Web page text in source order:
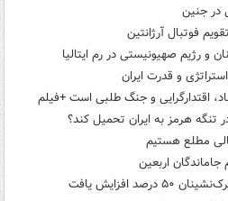
در جنین
فوتبال آرژانتین
و رژیم صهیونیستی در رم ایتالیا
و قدرت ایران
اقتدارگرایی و جنگ طلبی است +فیلم
تنگه هرمز به ایران تحمیل کند؟
مطلع هستیم
اربعین
افزایش یافت